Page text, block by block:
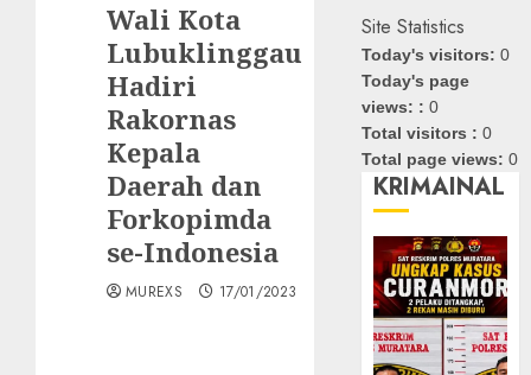
Wali Kota
Lubuklinggau
Hadiri
Rakornas
Kepala
Daerah dan
Forkopimda
se-Indonesia
MUREXS 17/01/2023
Site Statistics
Today's visitors:0
Today's page
views: :0
Total visitors :0
Total page views:0
KRIMAINAL